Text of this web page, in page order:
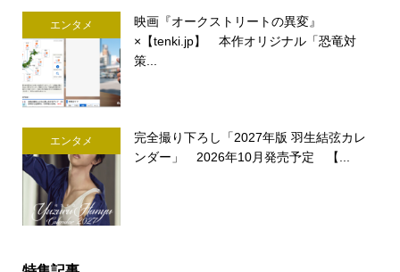
エンタメ
映画『オークストリートの異変』
×【tenki.jp】 本作オリジナル「恐竜対
策...
エンタメ
完全撮り下ろし「2027年版 羽生結弦カレ
ンダー」 2026年10月発売予定 【...